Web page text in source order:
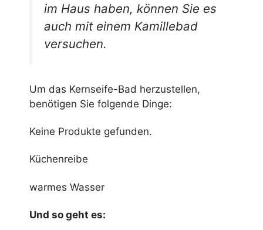
im Haus haben, können Sie es
auch mit einem Kamillebad
versuchen.
Um das Kernseife-Bad herzustellen,
benötigen Sie folgende Dinge:
Keine Produkte gefunden.
Küchenreibe
warmes Wasser
Und so geht es: